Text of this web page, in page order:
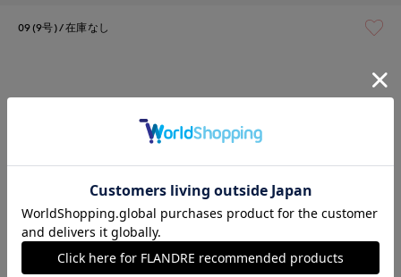
09(9号) 在庫なし